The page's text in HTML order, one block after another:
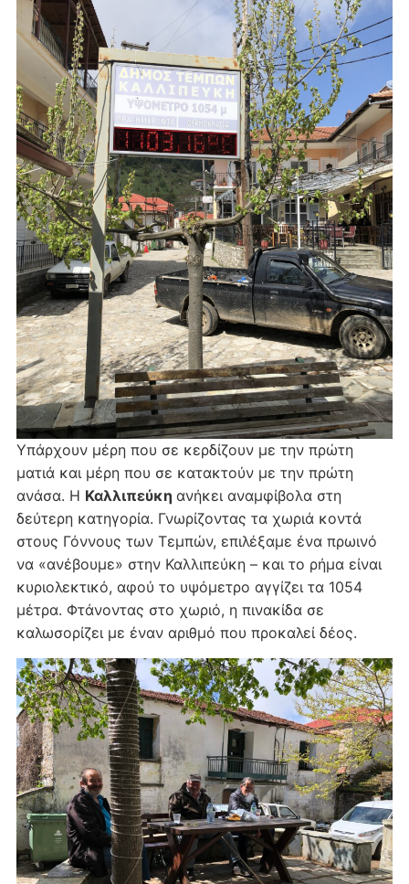
Υπάρχουν μέρη που σε κερδίζουν με την πρώτη
ματιά και μέρη που σε κατακτούν με την πρώτη
ανάσα. Η Καλλιπεύκη ανήκει αναμφίβολα στη
δεύτερη κατηγορία. Γνωρίζοντας τα χωριά κοντά
στους Γόννους των Τεμπών, επιλέξαμε ένα πρωινό
να «ανέβουμε» στην Καλλιπεύκη – και το ρήμα είναι
κυριολεκτικό, αφού το υψόμετρο αγγίζει τα 1054
μέτρα. Φτάνοντας στο χωριό, η πινακίδα σε
καλωσορίζει με έναν αριθμό που προκαλεί δέος.